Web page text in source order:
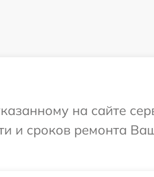
на сайте
и сроков ремонта